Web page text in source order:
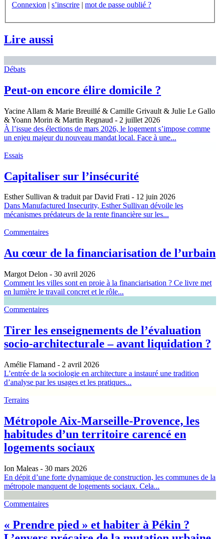
Connexion | s’inscrire | mot de passe oublié ?
Lire aussi
Débats
Peut-on encore élire domicile ?
Yacine Allam & Marie Breuillé & Camille Grivault & Julie Le Gallo
& Yoann Morin & Martin Regnaud - 2 juillet 2026
À l’issue des élections de mars 2026, le logement s’impose comme
un enjeu majeur du nouveau mandat local. Face à une...
Essais
Capitaliser sur l’insécurité
Esther Sullivan & traduit par David Frati - 12 juin 2026
Dans Manufactured Insecurity, Esther Sullivan dévoile les
mécanismes prédateurs de la rente financière sur les...
Commentaires
Au cœur de la financiarisation de l’urbain
Margot Delon - 30 avril 2026
Comment les villes sont en proie à la financiarisation ? Ce livre met
en lumière le travail concret et le rôle...
Commentaires
Tirer les enseignements de l’évaluation
socio-architecturale – avant liquidation ?
Amélie Flamand - 2 avril 2026
L’entrée de la sociologie en architecture a instauré une tradition
d’analyse par les usages et les pratiques...
Terrains
Métropole Aix-Marseille-Provence, les
habitudes d’un territoire carencé en
logements sociaux
Ion Maleas - 30 mars 2026
En dépit d’une forte dynamique de construction, les communes de la
métropole manquent de logements sociaux. Cela...
Commentaires
« Prendre pied » et habiter à Pékin ?